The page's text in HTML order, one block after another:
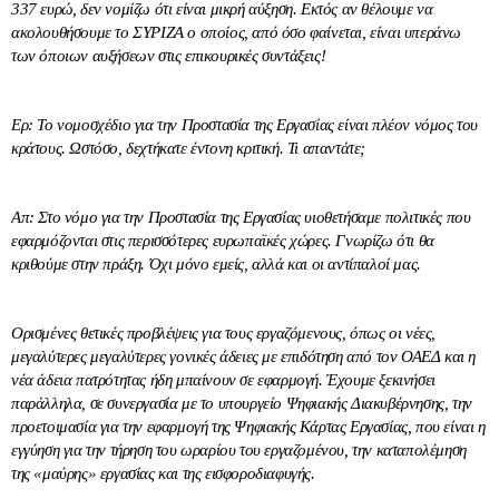
337 ευρώ, δεν νομίζω ότι είναι μικρή αύξηση. Εκτός αν θέλουμε να
ακολουθήσουμε το ΣΥΡΙΖΑ ο οποίος, από όσο φαίνεται, είναι υπεράνω
των όποιων αυξήσεων στις επικουρικές συντάξεις!
Ερ: Το νομοσχέδιο για την Προστασία της Εργασίας είναι πλέον νόμος του
κράτους. Ωστόσο, δεχτήκατε έντονη κριτική. Τι απαντάτε;
Απ: Στο νόμο για την Προστασία της Εργασίας υιοθετήσαμε πολιτικές που
εφαρμόζονται στις περισσότερες ευρωπαϊκές χώρες. Γνωρίζω ότι θα
κριθούμε στην πράξη. Όχι μόνο εμείς, αλλά και οι αντίπαλοί μας.
Ορισμένες θετικές προβλέψεις για τους εργαζόμενους, όπως οι νέες,
μεγαλύτερες μεγαλύτερες γονικές άδειες με επιδότηση από τον ΟΑΕΔ και η
νέα άδεια πατρότητας ήδη μπαίνουν σε εφαρμογή. Έχουμε ξεκινήσει
παράλληλα, σε συνεργασία με το υπουργείο Ψηφιακής Διακυβέρνησης, την
προετοιμασία για την εφαρμογή της Ψηφιακής Κάρτας Εργασίας, που είναι η
εγγύηση για την τήρηση του ωραρίου του εργαζομένου, την καταπολέμηση
της «μαύρης» εργασίας και της εισφοροδιαφυγής.